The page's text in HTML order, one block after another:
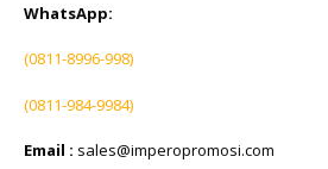
WhatsApp:
(0811-8996-998)
(0811-984-9984)
Email : sales@imperopromosi.com